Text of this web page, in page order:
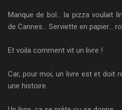
Manque de bol... la pizza voulait
de Cannes... Serviette en papier...
Et voila comment vit un livre !
Car, pour moi, un livre est et doit
une histoire.